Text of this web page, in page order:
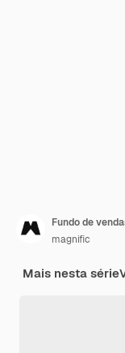
Fundo de
magnific
Mais nesta série